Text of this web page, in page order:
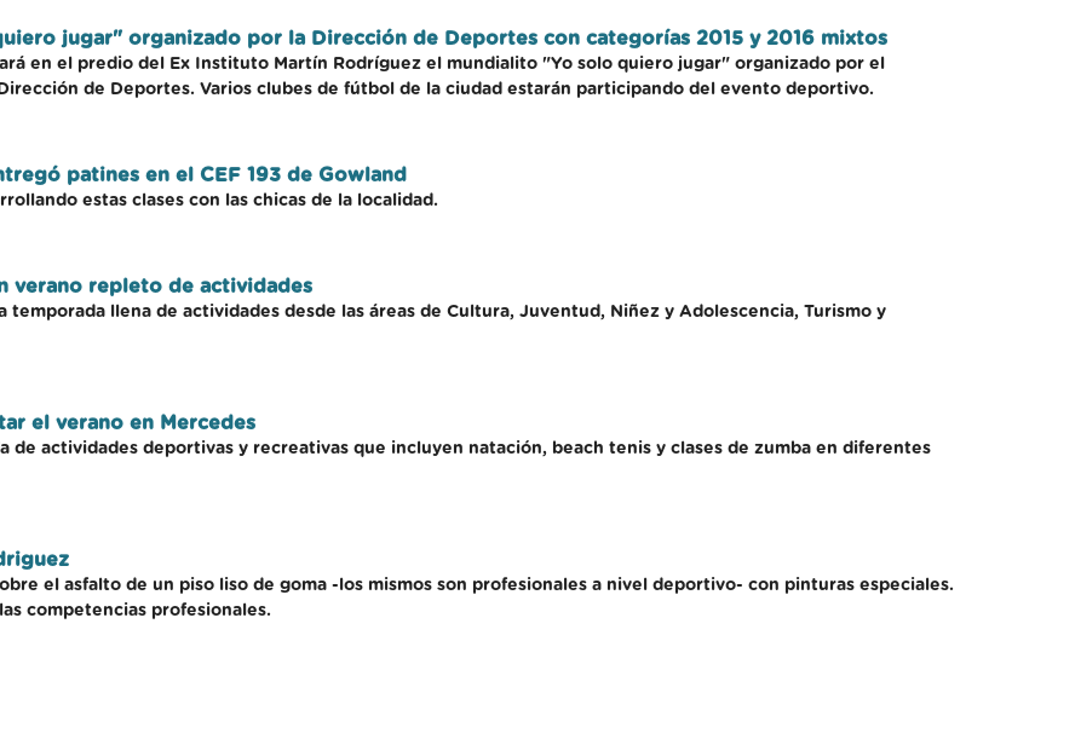
jugar" organizado por la Dirección de Deportes con categorías 2015 y 2016 mixtos
en el predio del Ex Instituto Martín Rodríguez el mundialito "Yo solo quiero jugar" organizado por el
de Deportes. Varios clubes de fútbol de la ciudad estarán participando del evento deportivo.
patines en el CEF 193 de Gowland
estas clases con las chicas de la localidad.
verano repleto de actividades
temporada llena de actividades desde las áreas de Cultura, Juventud, Niñez y Adolescencia, Turismo y
el verano en Mercedes
de actividades deportivas y recreativas que incluyen natación, beach tenis y clases de zumba en diferentes
el asfalto de un piso liso de goma -los mismos son profesionales a nivel deportivo- con pinturas especiales.
competencias profesionales.